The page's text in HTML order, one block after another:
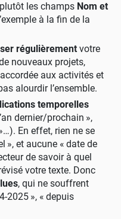
les champs Nom et
à la fin de la
régulièrementvotre
nouveaux projets,
aux activités et
alourdir l’ensemble.
temporelles
dernier/prochain »,
En effet, rien ne se
», et aucune « date de
de savoir à quel
votre texte. Donc
, qui ne souffrent
2025 », « depuis